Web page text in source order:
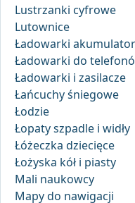
Lustrzanki cyfrowe
Lutownice
Ładowarki
Ładowarki do
Ładowarki i zasilacze
Łańcuchy śniegowe
Łodzie
Łopaty szpadle i widły
Łóżeczka dziecięce
Łożyska kół i piasty
Mali naukowcy
Mapy do nawigacji